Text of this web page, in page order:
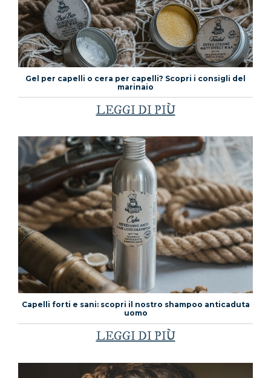
Gel per capelli o cera per capelli? Scopri i consigli del
marinaio
LEGGI DI PIÙ
Capelli forti e sani: scopri il nostro shampoo anticaduta
uomo
LEGGI DI PIÙ